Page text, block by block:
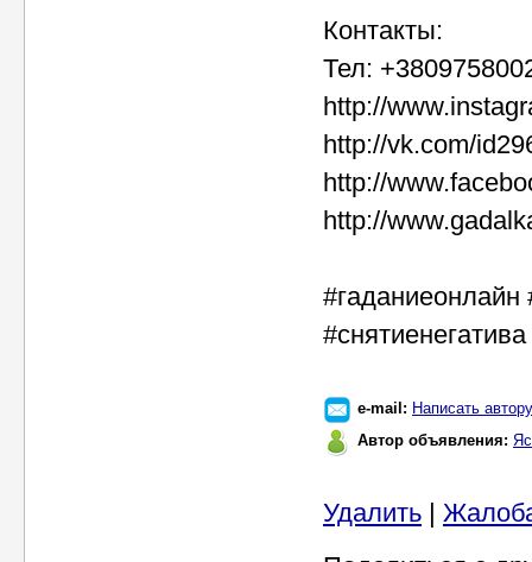
Контакты:
Тел:
http://
http://vk.com/
http://
http://
#гаданиеонлайн
e-mail: Написать автору
Автор объявления:
Удалить |